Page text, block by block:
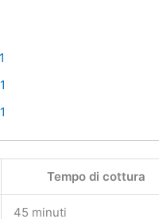
Tempo di cottura
45 minuti